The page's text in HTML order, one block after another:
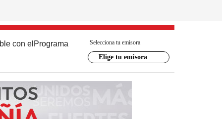
con el Programa Selecciona tu emisora
Elige tu emisora